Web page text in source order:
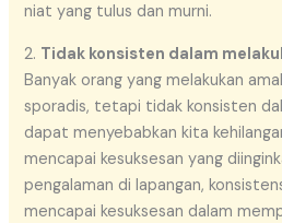
niat yang tulus dan murni.
2. Tidak konsisten dalam
Banyak orang yang melakukan
sporadis, tetapi tidak konsisten
dapat menyebabkan kita
mencapai kesuksesan yang
pengalaman di lapangan,
mencapai kesuksesan dalam